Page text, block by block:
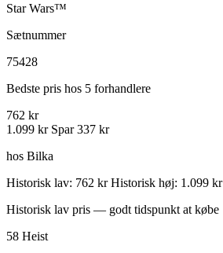
Star Wars™
Sætnummer
75428
Bedste pris hos 5 forhandlere
762 kr
1.099 kr Spar 337 kr
hos Bilka
Historisk lav: 762 kr Historisk høj: 1.099 kr
Historisk lav pris — godt tidspunkt at købe
58 Heist